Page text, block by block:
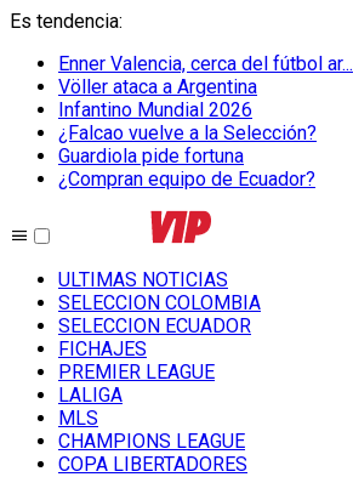
Es tendencia:
Enner Valencia, cerca del fútbol ar...
Völler ataca a Argentina
Infantino Mundial 2026
¿Falcao vuelve a la Selección?
Guardiola pide fortuna
¿Compran equipo de Ecuador?
ULTIMAS NOTICIAS
SELECCION COLOMBIA
SELECCION ECUADOR
FICHAJES
PREMIER LEAGUE
LALIGA
MLS
CHAMPIONS LEAGUE
COPA LIBERTADORES